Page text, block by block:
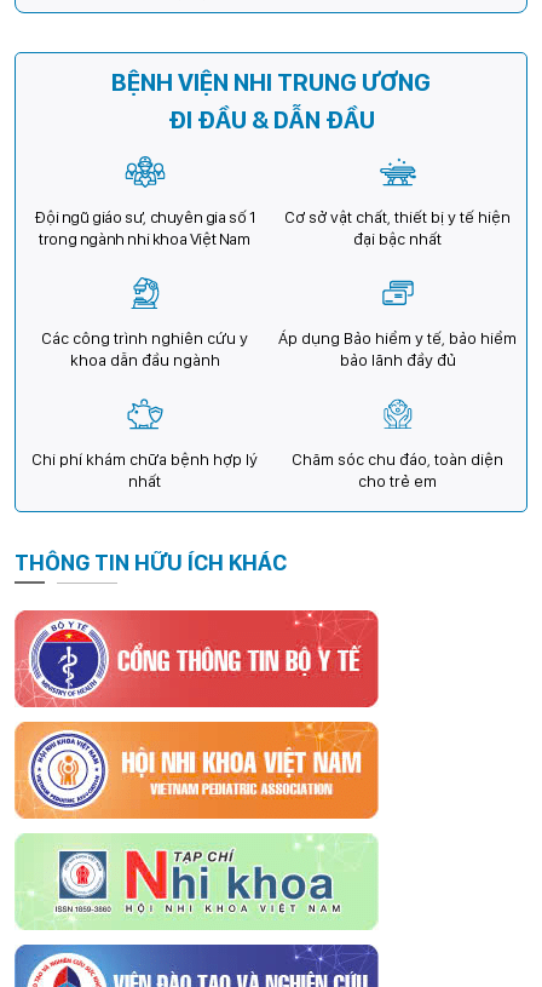
cho trẻ em Việt Nam
BỆNH VIỆN NHI TRUNG ƯƠNG
ĐI ĐẦU & DẪN ĐẦU
Đội ngũ giáo sư, chuyên gia số 1
trong ngành nhi khoa Việt Nam
Cơ sở vật chất, thiết bị y tế hiện
đại bậc nhất
Các công trình nghiên cứu y
khoa dẫn đầu ngành
Áp dụng Bảo hiểm y tế, bảo hiểm
bảo lãnh đầy đủ
Chi phí khám chữa bệnh hợp lý
nhất
Chăm sóc chu đáo, toàn diện
cho trẻ em
THÔNG TIN HỮU ÍCH KHÁC